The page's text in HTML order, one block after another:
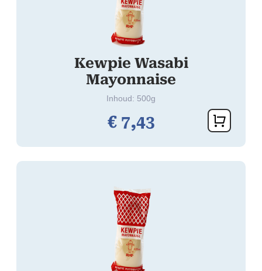
Kewpie Wasabi
Mayonnaise
Inhoud: 500g
€7,43